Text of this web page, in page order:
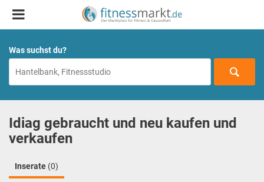
Was suchst du?
Idiag gebraucht und neu kaufen und
verkaufen
Inserate (0)